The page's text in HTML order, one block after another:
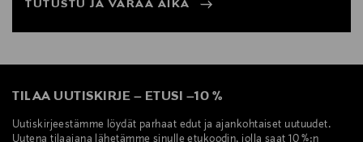
TUTUSTU JA VARAA AIKA
TILAA UUTISKIRJE – ETUSI –10 %
Uutiskirjeestämme löydät parhaat edut ja ajankohtaiset uutuudet.
Uutena tilaajana lähetämme sinulle etukoodin, jolla saat 10 %:n